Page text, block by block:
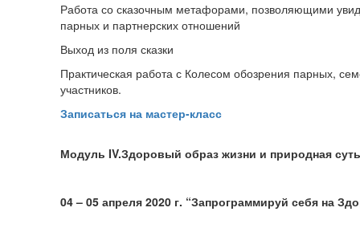
Работа со сказочным метафорами, позволяющими
парных и партнерских отношений
Выход из поля сказки
Практическая работа с Колесом обозрения парных,
участников.
Записаться на мастер-класс
Модуль IV.Здоровый образ жизни и природная суть
04 – 05 апреля 2020 г. “Запрограммируй себя на